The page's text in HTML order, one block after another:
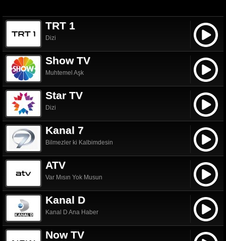
TRT 1
Dizi
Show TV
Muhtemel Aşk
Star TV
Dizi
Kanal 7
Bilmezler ki Kalbimdesin
ATV
Var Mısın Yok Musun
Kanal D
Kanal D Ana Haber
Now TV